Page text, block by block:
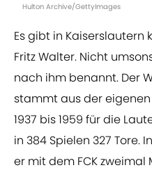
Hulton Archive/GettyImages
Es gibt in Kaiserslautern
Fritz Walter. Nicht
nach ihm benannt. Der
stammt aus der
1937 bis 1959 für die
in 384 Spielen 327 Tore.
er mit dem FCK